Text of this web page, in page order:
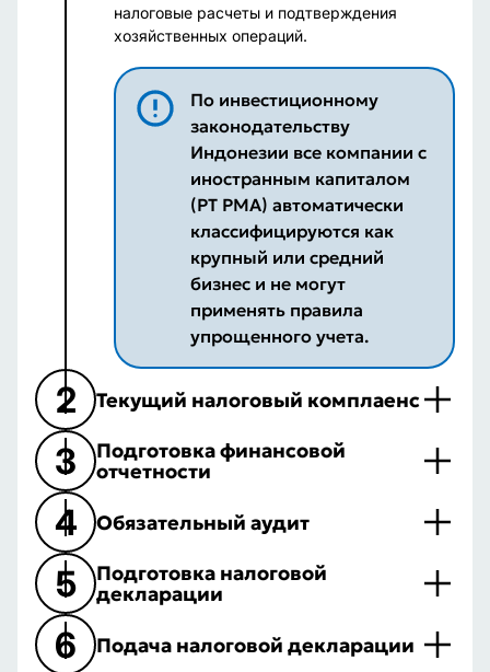
налоговые расчеты и подтверждения
хозяйственных операций.
По инвестиционному
законодательству
Индонезии все компании с
иностранным капиталом
(PT PMA) автоматически
классифицируются как
крупный или средний
бизнес и не могут
применять правила
упрощенного учета.
2 Текущий налоговый комплаенс
3
Подготовка финансовой
отчетности
4 Обязательный аудит
5
Подготовка налоговой
декларации
6 Подача налоговой декларации